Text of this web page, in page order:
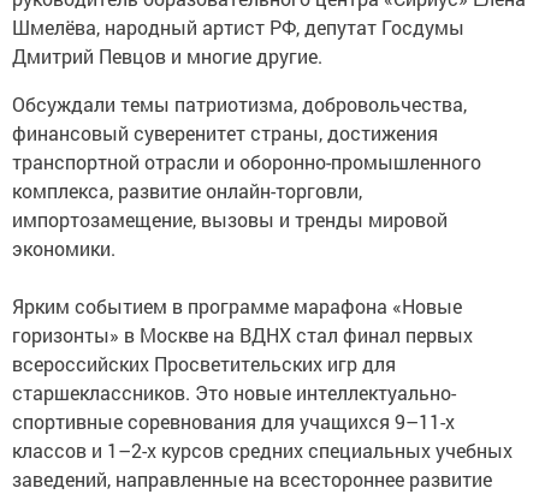
Шмелёва, народный артист РФ, депутат Госдумы
Дмитрий Певцов и многие другие.
Обсуждали темы патриотизма, добровольчества,
финансовый суверенитет страны, достижения
транспортной отрасли и оборонно-промышленного
комплекса, развитие онлайн-торговли,
импортозамещение, вызовы и тренды мировой
экономики.
Ярким событием в программе марафона «Новые
горизонты» в Москве на ВДНХ стал финал первых
всероссийских Просветительских игр для
старшеклассников. Это новые интеллектуально-
спортивные соревнования для учащихся 9–11-х
классов и 1–2-х курсов средних специальных учебных
заведений, направленные на всестороннее развитие